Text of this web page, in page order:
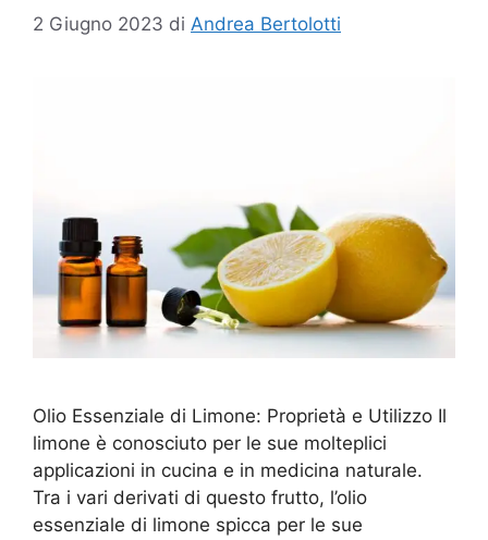
2 Giugno 2023 di Andrea Bertolotti
Olio Essenziale di Limone: Proprietà e Utilizzo Il
limone è conosciuto per le sue molteplici
applicazioni in cucina e in medicina naturale.
Tra i vari derivati di questo frutto, l’olio
essenziale di limone spicca per le sue